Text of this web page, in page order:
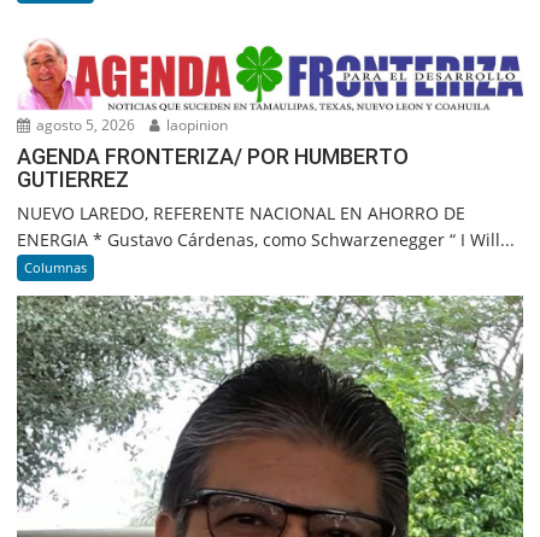
agosto 5, 2026 laopinion
AGENDA FRONTERIZA/ POR HUMBERTO
GUTIERREZ
NUEVO LAREDO, REFERENTE NACIONAL EN AHORRO DE
ENERGIA * Gustavo Cárdenas, como Schwarzenegger “ I Will...
Columnas